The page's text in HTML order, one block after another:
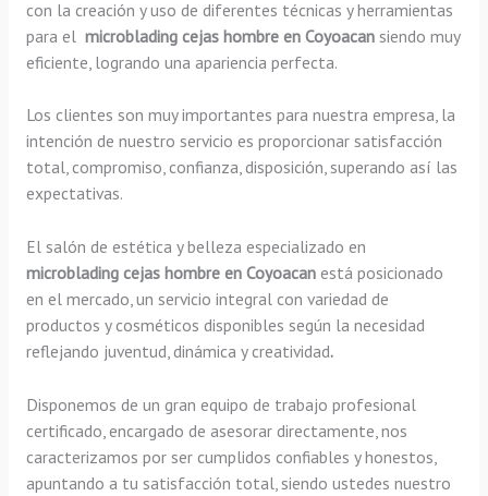
con la creación y uso de diferentes técnicas y herramientas
para el microblading cejas hombre en Coyoacansiendo muy
eficiente, logrando una apariencia perfecta.
Los clientes son muy importantes para nuestra empresa, la
intención de nuestro servicio es proporcionar satisfacción
total, compromiso, confianza, disposición, superando así las
expectativas.
El salón de estética y belleza especializado en
microblading cejas hombre en Coyoacanestá posicionado
en el mercado, un servicio integral con variedad de
productos y cosméticos disponibles según la necesidad
reflejando juventud, dinámica y creatividad.
Disponemos de un gran equipo de trabajo profesional
certificado, encargado de asesorar directamente, nos
caracterizamos por ser cumplidos confiables y honestos,
apuntando a tu satisfacción total, siendo ustedes nuestro